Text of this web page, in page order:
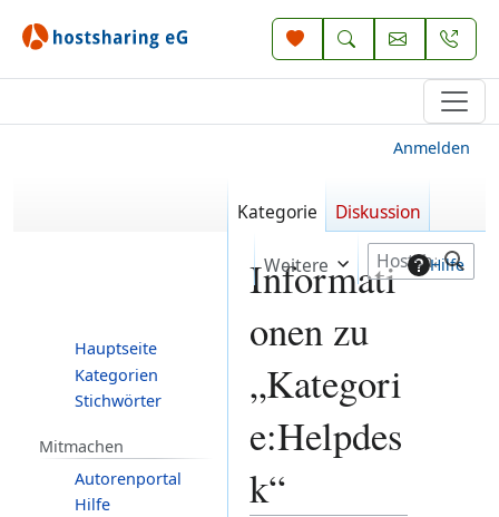
Hilfe
Informati
onen zu
„Kategori
e:Helpdes
k“
Anmelden
Kategorie Diskussion
Weitere
S
u
h
e
Hauptseite
Kategorien
Stichwörter
Mitmachen
Autorenportal
Hilfe